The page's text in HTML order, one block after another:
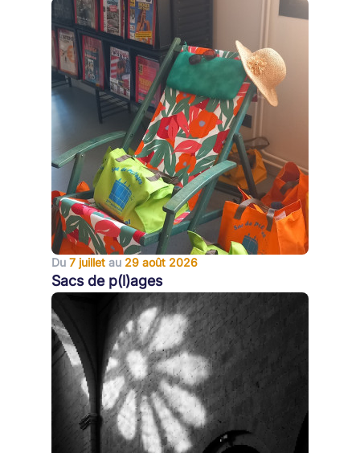
Du 7 juillet au 29 août 2026
Sacs de p(l)ages